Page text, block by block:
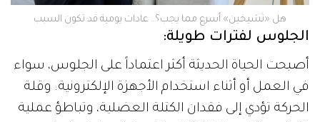
هل «تَشيخين» أسرع مما يجب؟.. عادات يومية قد تكون السبب
الجلوس لفترات طويلة:
أصبحت الحياة الحديثة أكثر اعتماداً على الجلوس، سواء
في العمل أو أثناء استخدام الأجهزة الإلكترونية. وقلة
الحركة تؤدي إلى فقدان الكتلة العضلية، وتباطؤ عملية